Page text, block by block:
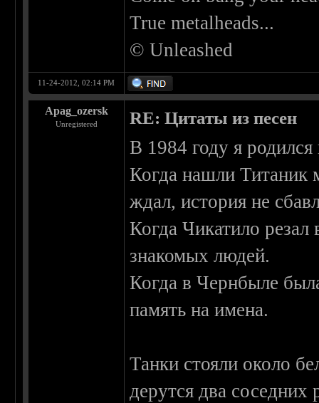
True metalheads...
© Unleashed
11-24-2012, 02:14 PM
Apag_ozersk
Unregistered RE: Цитаты из песен
В 1984 году я
Когда нашли Титаник
ждал, история не
Когда Чикатило резал
знакомых людей.
Когда в Чернбыле
память на имена.
Танки стояли около
дерутся два соседних